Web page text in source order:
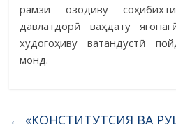
рамзи озодиву
давлатдорӣ ваҳдату
худогоҳиву ватандустӣ
монд.
← «КОНСТИТУТСИЯ ВА